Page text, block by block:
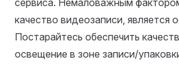
сервиса. Немаловажным
качество видеозаписи, является
Постарайтесь обеспечить
освещение в зоне записи/